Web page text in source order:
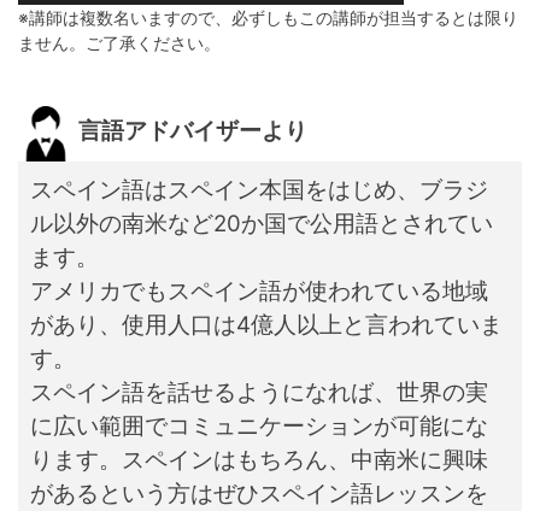
※講師は複数名いますので、必ずしもこの講師が担当するとは限り
ません。ご了承ください。
言語アドバイザーより
スペイン語はスペイン本国をはじめ、ブラジ
ル以外の南米など20か国で公用語とされてい
ます。
アメリカでもスペイン語が使われている地域
があり、使用人口は4億人以上と言われていま
す。
スペイン語を話せるようになれば、世界の実
に広い範囲でコミュニケーションが可能にな
ります。 スペインはもちろん、中南米に興味
があるという方はぜひスペイン語レッスンを